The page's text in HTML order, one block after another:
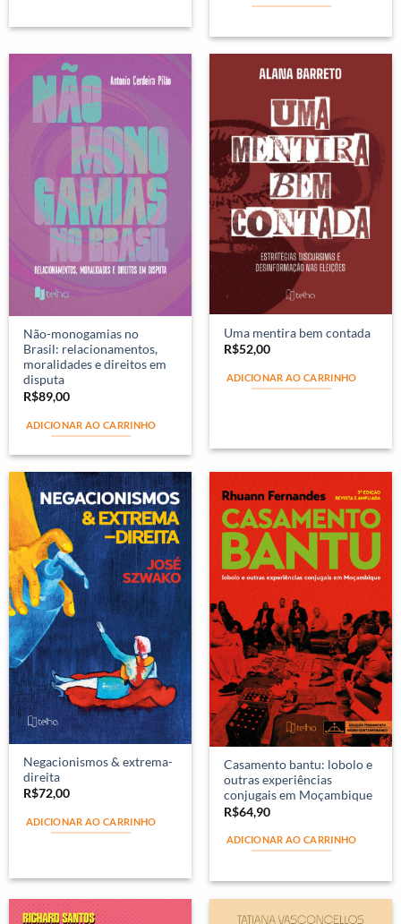
Não-monogamias no
Brasil: relacionamentos,
moralidades e direitos em
disputa
R$89,00
ADICIONAR AO CARRINHO
Uma mentira bem contada
R$52,00
ADICIONAR AO CARRINHO
Negacionismos & extrema-
direita
R$72,00
ADICIONAR AO CARRINHO
Casamento bantu: lobolo e
outras experiências
conjugais em Moçambique
R$64,90
ADICIONAR AO CARRINHO